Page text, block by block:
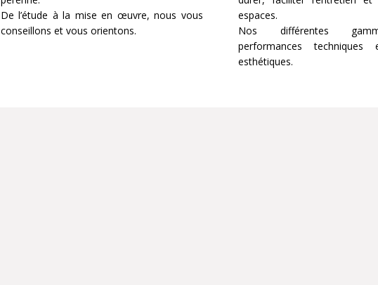
De l’étude à la mise en œuvre, nous vous
conseillons et vous orientons.
espaces.
Nos différentes
performances techniques
esthétiques.